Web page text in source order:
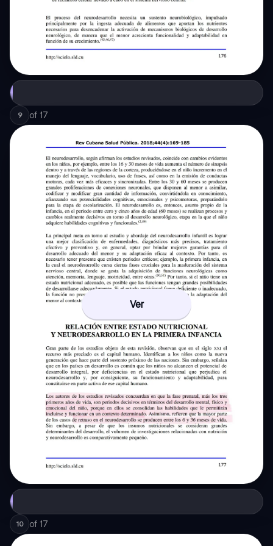
9 of 17
Ver
10 of 17